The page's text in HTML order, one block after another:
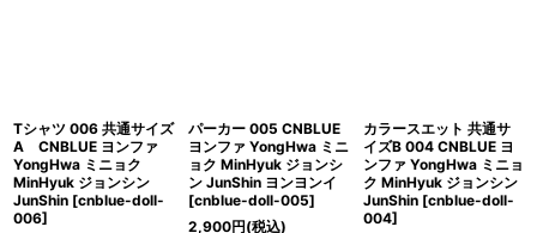
Tシャツ 006 共通サイズ
A CNBLUE ヨンファ
YongHwa ミニョク
MinHyuk ジョンシン
JunShin [cnblue-doll-
006]
パーカー 005 CNBLUE
ヨンファ YongHwa ミニ
ョク MinHyuk ジョンシ
ン JunShin ヨンヨンイ
[cnblue-doll-005]
2,900円(税込)
カラースエット 共通サ
イズB 004 CNBLUE ヨ
ンファ YongHwa ミニョ
ク MinHyuk ジョンシン
JunShin [cnblue-doll-
004]